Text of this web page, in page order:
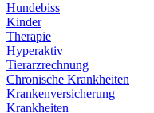
Hundebiss
Kinder
Therapie
Hyperaktiv
Tierarzrechnung
Chronische Krankheiten
Krankenversicherung
Krankheiten